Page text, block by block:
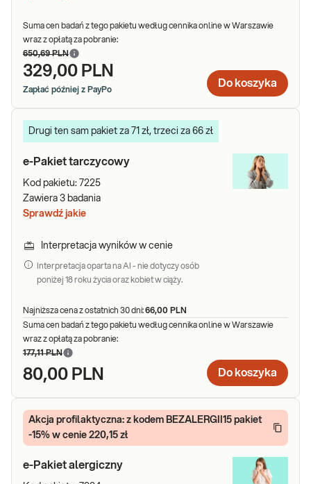
Suma cen badań z tego pakietu według cennika online w Warszawie
wraz z opłatą za pobranie:
650,69 PLN
329,00 PLN
Zapłać później z PayPo
Do koszyka
Drugi ten sam pakiet za 71 zł, trzeci za 66 zł
e-Pakiet tarczycowy
Kod pakietu: 7225
Zawiera 3 badania
Sprawdź jakie
Interpretacja wyników w cenie
Interpretacja oparta na AI - nie dotyczy osób
poniżej 18 roku życia oraz kobiet w ciąży.
Najniższa cena z ostatnich 30 dni:66,00 PLN
Suma cen badań z tego pakietu według cennika online w Warszawie
wraz z opłatą za pobranie:
177,11 PLN
80,00 PLN Do koszyka
Akcja profilaktyczna: z kodem BEZALERGII15 pakiet
-15% w cenie 220,15 zł
e-Pakiet alergiczny